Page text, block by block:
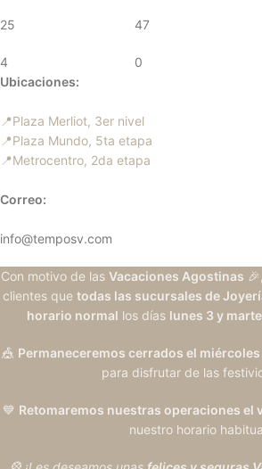
25
4
47
0
Ubicaciones:
📍Plaza Merliot, 3er nivel
📍Plaza Mundo, 5ta etapa
📍Metrocentro, 2da etapa
Correo:
info@temposv.com
Con motivo de las Vacaciones Agostinas
clientes que todas las sucursales de
horario normal los días lunes 3 y
🎪 Permaneceremos cerrados el
para disfrutar de las
💙 Retomaremos nuestras operaciones el
nuestro horario